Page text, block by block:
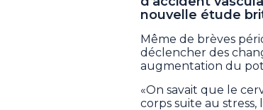
nouvelle étude
Même de brèves
déclencher des
augmentation du
«On savait que le
corps suite au